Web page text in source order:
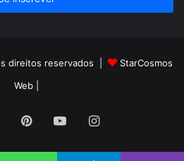
direitos reservados |
StarCosmos
Web|
PinterestYouTubeInstagram